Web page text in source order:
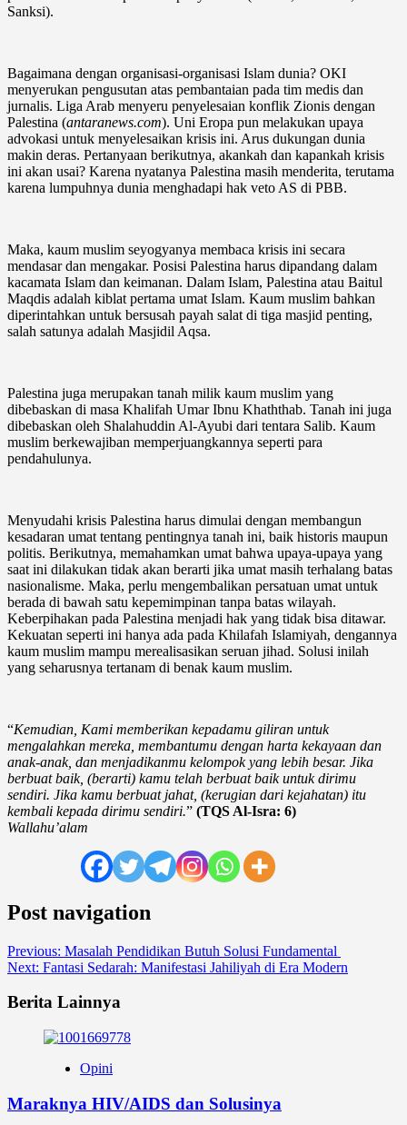
Sanksi).
Bagaimana dengan organisasi-organisasi Islam dunia? OKI
menyerukan pengusutan atas pembantaian pada tim medis dan
jurnalis. Liga Arab menyeru penyelesaian konflik Zionis dengan
Palestina (antaranews.com). Uni Eropa pun melakukan upaya
advokasi untuk menyelesaikan krisis ini. Arus dukungan dunia
makin deras. Pertanyaan berikutnya, akankah dan kapankah krisis
ini akan usai? Karena nyatanya Palestina masih menderita, terutama
karena lumpuhnya dunia menghadapi hak veto AS di PBB.
Maka, kaum muslim seyogyanya membaca krisis ini secara
mendasar dan mengakar. Posisi Palestina harus dipandang dalam
kacamata Islam dan keimanan. Dalam Islam, Palestina atau Baitul
Maqdis adalah kiblat pertama umat Islam. Kaum muslim bahkan
diperintahkan untuk bersusah payah salat di tiga masjid penting,
salah satunya adalah Masjidil Aqsa.
Palestina juga merupakan tanah milik kaum muslim yang
dibebaskan di masa Khalifah Umar Ibnu Khaththab. Tanah ini juga
dibebaskan oleh Shalahuddin Al-Ayubi dari tentara Salib. Kaum
muslim berkewajiban memperjuangkannya seperti para
pendahulunya.
Menyudahi krisis Palestina harus dimulai dengan membangun
kesadaran umat tentang pentingnya tanah ini, baik historis maupun
politis. Berikutnya, memahamkan umat bahwa upaya-upaya yang
saat ini dilakukan tidak akan berarti jika umat masih terhalang batas
nasionalisme. Maka, perlu mengembalikan persatuan umat untuk
berada di bawah satu kepemimpinan tanpa batas wilayah.
Keberpihakan pada Palestina menjadi hak yang tidak bisa ditawar.
Kekuatan seperti ini hanya ada pada Khilafah Islamiyah, dengannya
kaum muslim mampu merealisasikan seruan jihad. Solusi inilah
yang seharusnya tertanam di benak kaum muslim.
“Kemudian, Kami memberikan kepadamu giliran untuk
mengalahkan mereka, membantumu dengan harta kekayaan dan
anak-anak, dan menjadikanmu kelompok yang lebih besar. Jika
berbuat baik, (berarti) kamu telah berbuat baik untuk dirimu
sendiri. Jika kamu berbuat jahat, (kerugian dari kejahatan) itu
kembali kepada dirimu sendiri.” (TQS Al-Isra: 6)
Wallahu’alam
Post navigation
Previous: Masalah Pendidikan Butuh Solusi Fundamental
Next: Fantasi Sedarah: Manifestasi Jahiliyah di Era Modern
Berita Lainnya
Opini
Maraknya HIV/AIDS dan Solusinya